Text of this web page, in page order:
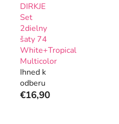
DIRKJE
Set
2dielny
šaty 74
White+Tropical
Multicolor
Ihned k
odberu
€16,90